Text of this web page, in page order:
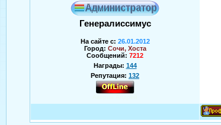
Генералиссимус
На сайте с: 26.01.2012
Город: Сочи, Хоста
Сообщений: 7212
Награды: 144
Репутация: 132